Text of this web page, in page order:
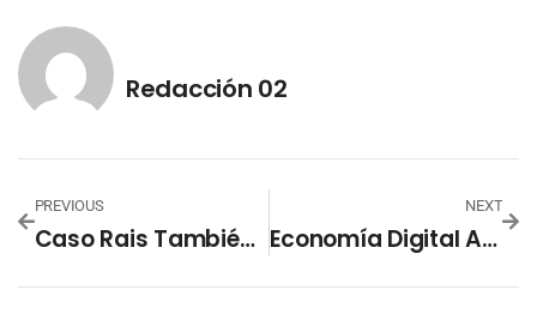
Redacción 02
PREVIOUS
Caso Rais También Registra Usurpación De Funciones Por Ex Magistrado
NEXT
Economía Digital Aumenta La Recaudación Impositiva